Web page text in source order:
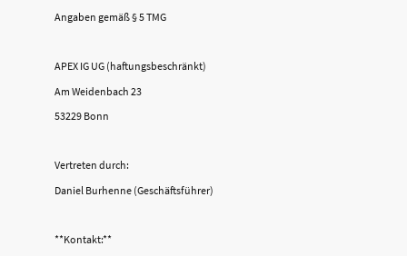
Angaben gemäß § 5 TMG
APEX IG UG (haftungsbeschränkt)
Am Weidenbach 23
53229 Bonn
Vertreten durch:
Daniel Burhenne (Geschäftsführer)
**Kontakt:**